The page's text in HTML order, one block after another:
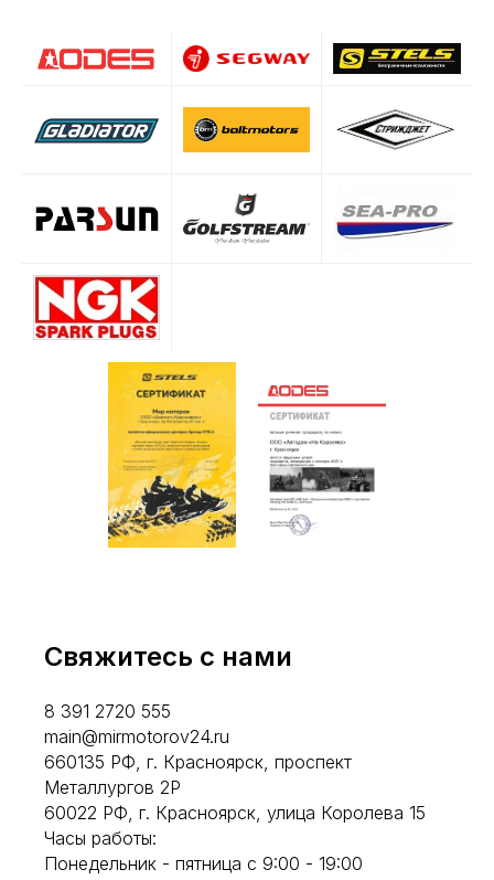
Свяжитесь с нами
8 391 2720 555
main@mirmotorov24.ru
660135 РФ, г. Красноярск, проспект
Металлургов 2Р
60022 РФ, г. Красноярск, улица Королева 15
Часы работы:
Понедельник - пятница с 9:00 - 19:00